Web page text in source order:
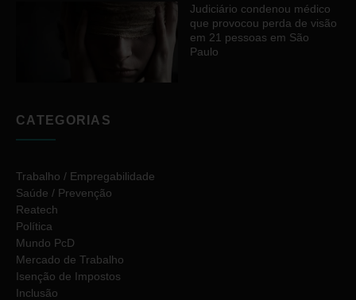
Judiciário condenou médico
que provocou perda de visão
em 21 pessoas em São
Paulo
CATEGORIAS
Trabalho / Empregabilidade
Saúde / Prevenção
Reatech
Política
Mundo PcD
Mercado de Trabalho
Isenção de Impostos
Inclusão